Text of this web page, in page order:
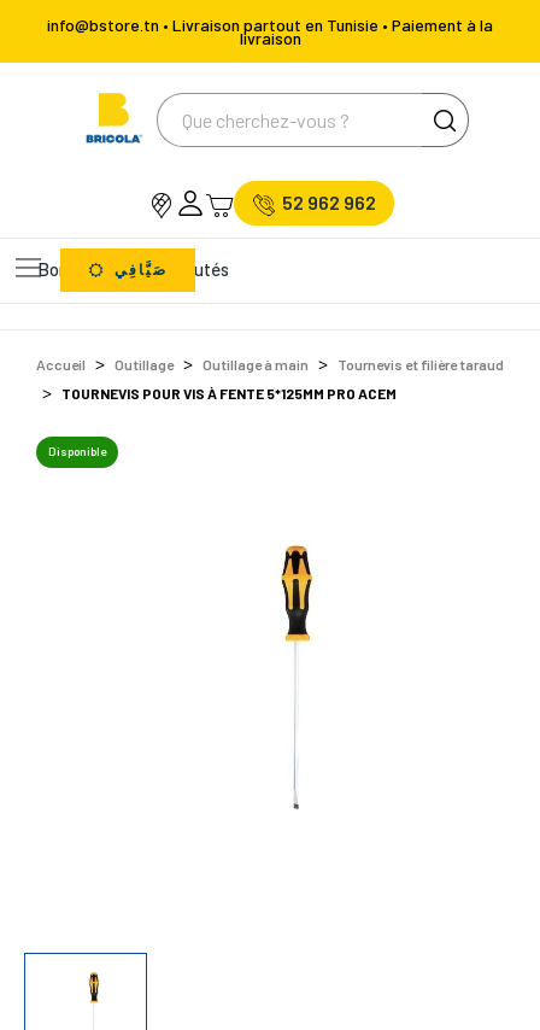
info@bstore.tn • Livraison partout en Tunisie • Paiement à la
livraison
52 962 962
Bons Plans Nouveautés
صَيَّافِي
Accueil Outillage Outillage à main
Tournevis et filière taraud
TOURNEVIS POUR VIS À FENTE 5*125MM PRO ACEM
Disponible